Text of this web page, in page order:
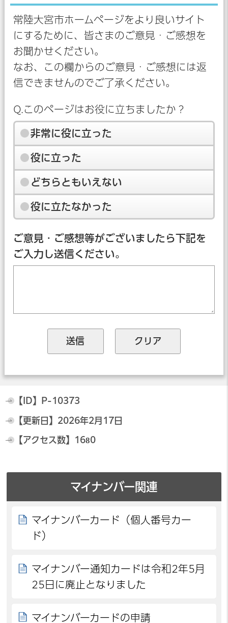
常陸大宮市ホームページをより良いサイト
にするために、皆さまのご意見・ご感想を
お聞かせください。
なお、この欄からのご意見・ご感想には返
信できませんのでご了承ください。
Q.このページはお役に立ちましたか？
非常に役に立った
役に立った
どちらともいえない
役に立たなかった
ご意見・ご感想等がございましたら下記を
ご入力し送信ください。
【ID】 P-10373
【更新日】 2026年2月17日
【アクセス数】 1680
マイナンバー関連
マイナンバーカード（個人番号カー
ド）
マイナンバー通知カードは令和2年5月
25日に廃止となりました
マイナンバーカードの申請